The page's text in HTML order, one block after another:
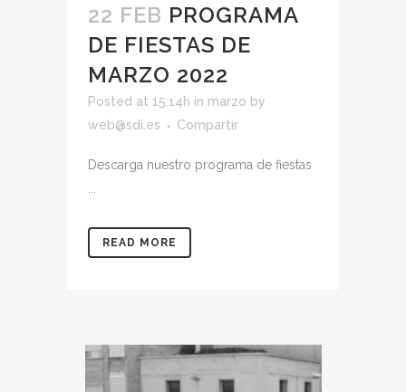
22 FEB PROGRAMA
DE FIESTAS DE
MARZO 2022
Posted at 15:14h in marzo by
web@sdi.es
Compartir
Descarga nuestro programa de fiestas
READ MORE